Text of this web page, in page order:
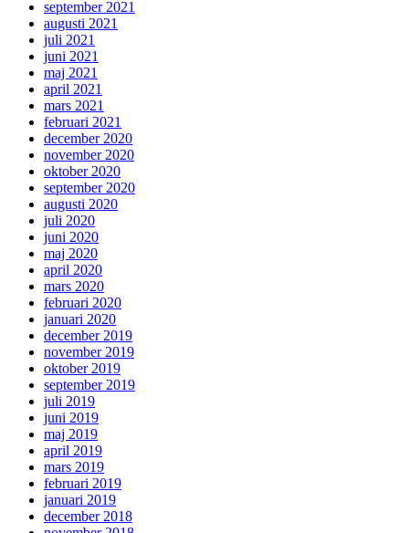
september 2021
augusti 2021
juli 2021
juni 2021
maj 2021
april 2021
mars 2021
februari 2021
december 2020
november 2020
oktober 2020
september 2020
augusti 2020
juli 2020
juni 2020
maj 2020
april 2020
mars 2020
februari 2020
januari 2020
december 2019
november 2019
oktober 2019
september 2019
juli 2019
juni 2019
maj 2019
april 2019
mars 2019
februari 2019
januari 2019
december 2018